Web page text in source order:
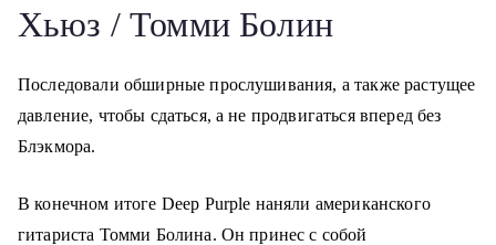
Хьюз / Томми Болин
Последовали обширные прослушивания, а также растущее
давление, чтобы сдаться, а не продвигаться вперед без
Блэкмора.
В конечном итоге Deep Purple наняли американского
гитариста Томми Болина. Он принес с собой